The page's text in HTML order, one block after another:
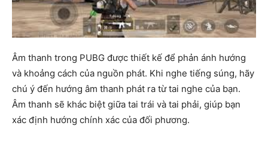
Âm thanh trong PUBG được thiết kế để phản ánh hướng
và khoảng cách của nguồn phát. Khi nghe tiếng súng, hãy
chú ý đến hướng âm thanh phát ra từ tai nghe của bạn.
Âm thanh sẽ khác biệt giữa tai trái và tai phải, giúp bạn
xác định hướng chính xác của đối phương.